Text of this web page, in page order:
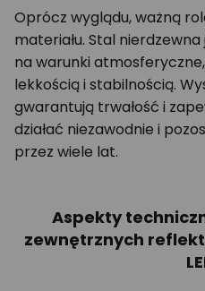
Oprócz wyglądu, ważną
materiału. Stal
na warunki
lekkością i stabilnością.
gwarantują trwałość i
działać niezawodnie i
przez wiele lat.
Aspekty
zewnętrznych